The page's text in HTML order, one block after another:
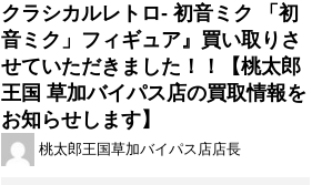
クラシカルレトロ- 初音ミク 「初
音ミク」フィギュア』買い取りさ
せていただきました！！【桃太郎
王国 草加バイパス店の買取情報を
お知らせします】
桃太郎王国草加バイパス店店長